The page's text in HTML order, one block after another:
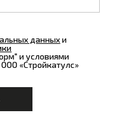
данныхи
и условиями
ООО «Стройкатулс»